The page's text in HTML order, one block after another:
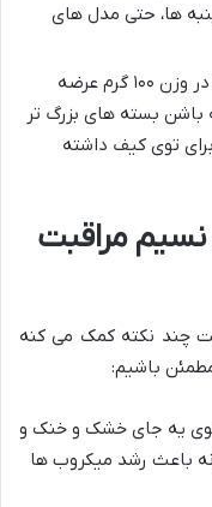
ها، حتی مدل های
در حال حاضر فقط در وزن ۱۰۰ گرم عرضه
بسته های بزرگ تر
توی کیف داشته
نسیم مراقبت
چند نکته کمک می کنه
باشیم:
یه جای خشک و خنک و
باعث رشد میکروب ها